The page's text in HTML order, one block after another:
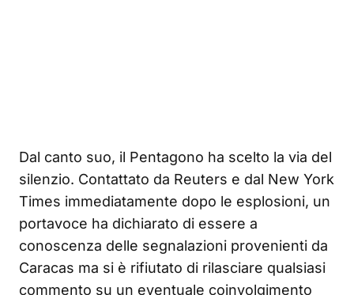
Dal canto suo, il Pentagono ha scelto la via del
silenzio. Contattato da Reuters e dal New York
Times immediatamente dopo le esplosioni, un
portavoce ha dichiarato di essere a
conoscenza delle segnalazioni provenienti da
Caracas ma si è rifiutato di rilasciare qualsiasi
commento su un eventuale coinvolgimento